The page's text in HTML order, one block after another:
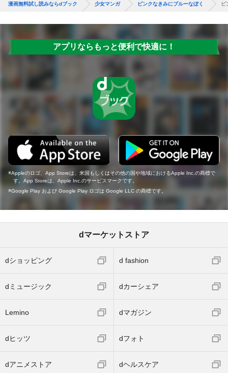
漫画無料試し読みならdブック 少女マンガ ピンクなきみにブルーなぼく
アプリならもっと便利で快適に！
Appleのロゴ、App Storeは、米国もしくはその他の国や地域におけるApple Inc.の商標で
す。App Storeは、Apple Inc.のサービスマークです。
Google Play および Google Play ロゴは Google LLC の商標です。
dマーケットストア
dショッピング d fashion
dミュージック dカーシェア
Lemino dマガジン
dヒッツ dフォト
dアニメストア dヘルスケア